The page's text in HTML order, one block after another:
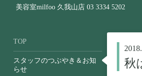
美容室milfoo 久我山店 03 3334 5202
秋
TOP
スタッフのつぶやき＆お知
らせ